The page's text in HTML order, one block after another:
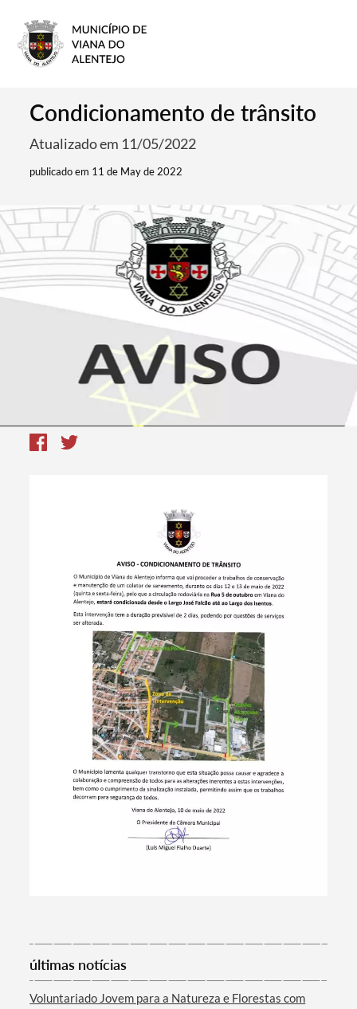
Condicionamento de trânsito
Atualizado em 11/05/2022
publicado em 11 de May de 2022
últimas notícias
Voluntariado Jovem para a Natureza e Florestas com